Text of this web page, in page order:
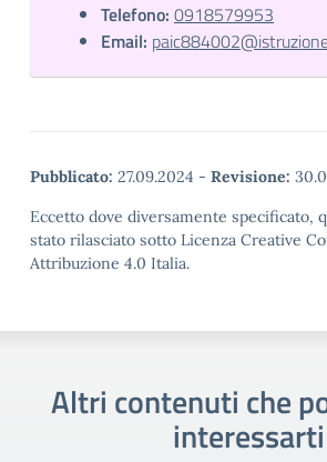
Telefono: 0918579953
Email:
Pubblicato: 27.09.2024 - Revisione:
Eccetto dove diversamente specificato,
stato rilasciato sotto Licenza Creative
Attribuzione 4.0 Italia.
Altri contenuti che
interessarti